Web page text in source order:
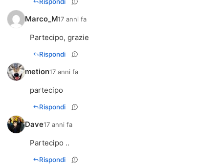
Marco_M17 anni fa
Partecipo, grazie
Rispondi
metion17 anni fa
partecipo
Rispondi
Dave17 anni fa
Partecipo ..
Rispondi